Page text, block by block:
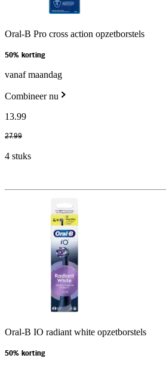
Oral-B Pro cross action opzetborstels
50% korting
vanaf maandag
Combineer nu
13.99
27.99
4 stuks
Oral-B IO radiant white opzetborstels
50% korting